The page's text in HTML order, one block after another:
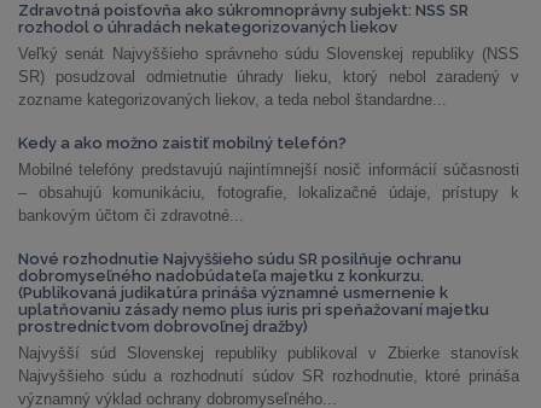
Zdravotná poisťovňa ako súkromnoprávny subjekt: NSS SR
rozhodol o úhradách nekategorizovaných liekov
Veľký senát Najvyššieho správneho súdu Slovenskej republiky (NSS
SR) posudzoval odmietnutie úhrady lieku, ktorý nebol zaradený v
zozname kategorizovaných liekov, a teda nebol štandardne...
Kedy a ako možno zaistiť mobilný telefón?
Mobilné telefóny predstavujú najintímnejší nosič informácií súčasnosti
– obsahujú komunikáciu, fotografie, lokalizačné údaje, prístupy k
bankovým účtom či zdravotné...
Nové rozhodnutie Najvyššieho súdu SR posilňuje ochranu
dobromyseľného nadobúdateľa majetku z konkurzu.
(Publikovaná judikatúra prináša významné usmernenie k
uplatňovaniu zásady nemo plus iuris pri speňažovaní majetku
prostredníctvom dobrovoľnej dražby)
Najvyšší súd Slovenskej republiky publikoval v Zbierke stanovísk
Najvyššieho súdu a rozhodnutí súdov SR rozhodnutie, ktoré prináša
významný výklad ochrany dobromyseľného...